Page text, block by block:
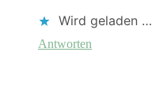
Wird geladen …
Antworten